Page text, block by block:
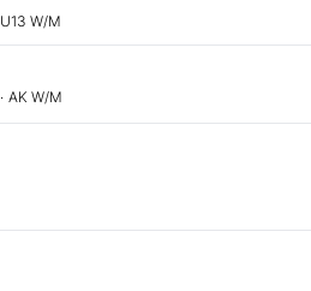
U13 W/M
· AK W/M